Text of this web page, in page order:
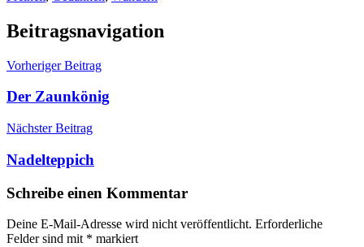
Beitragsnavigation
Vorheriger Beitrag
Der Zaunkönig
Nächster Beitrag
Nadelteppich
Schreibe einen Kommentar
Deine E-Mail-Adresse wird nicht veröffentlicht. Erforderliche
Felder sind mit * markiert